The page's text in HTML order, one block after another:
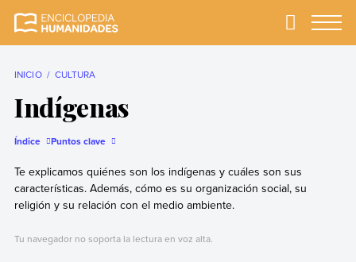
completa y más
Primary
INICIO CULTURA
Indígenas
Índice Puntos clave
Te explicamos quiénes son los indígenas y cuáles son sus
características. Además, cómo es su organización social, su
religión y su relación con el medio ambiente.
Tu navegador no soporta la lectura en voz alta.